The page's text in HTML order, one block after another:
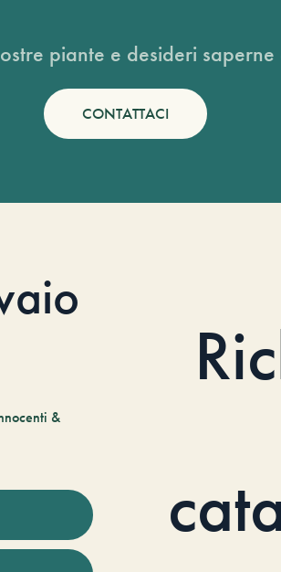
piante e desideri
CONTATTACI
&